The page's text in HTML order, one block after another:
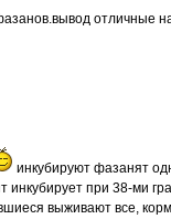
отличные
инкубируют фазанят
инкубирует при 38-ми
выживают все,